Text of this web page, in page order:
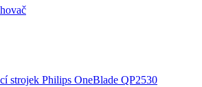
strojek Philips OneBlade QP2530